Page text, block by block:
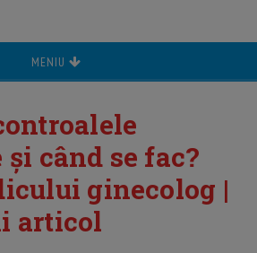
MENIU
când se fac?
ginecolog |
articol